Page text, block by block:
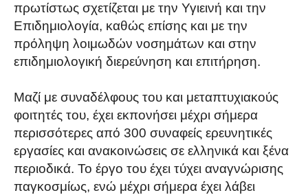
πρωτίστως σχετίζεται με την Υγιεινή και την
Επιδημιολογία, καθώς επίσης και με την
πρόληψη λοιμωδών νοσημάτων και στην
επιδημιολογική διερεύνηση και επιτήρηση.
Μαζί με συναδέλφους του και μεταπτυχιακούς
φοιτητές του, έχει εκπονήσει μέχρι σήμερα
περισσότερες από 300 συναφείς ερευνητικές
εργασίες και ανακοινώσεις σε ελληνικά και ξένα
περιοδικά. Το έργο του έχει τύχει αναγνώρισης
παγκοσμίως, ενώ μέχρι σήμερα έχει λάβει